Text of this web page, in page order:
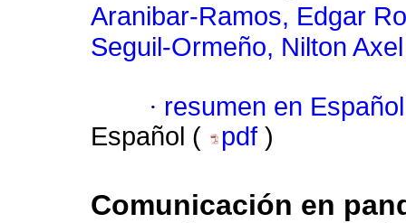
Aranibar-Ramos, Edgar
Seguil-Ormeño, Nilton Axel
· resumen en Español
Español (
pdf )
Comunicación en